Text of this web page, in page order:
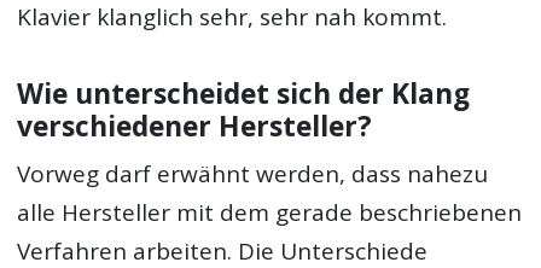
Klavier klanglich sehr, sehr nah kommt.
Wie unterscheidet sich der Klang
verschiedener Hersteller?
Vorweg darf erwähnt werden, dass nahezu
alle Hersteller mit dem gerade beschriebenen
Verfahren arbeiten. Die Unterschiede